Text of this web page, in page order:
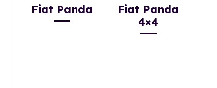
Fiat Panda
Fiat Panda
4×4